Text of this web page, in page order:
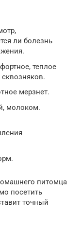
ли болезнь
теплое
сквозняков.
мерзнет.
молоком.
питомца
посетить
точный